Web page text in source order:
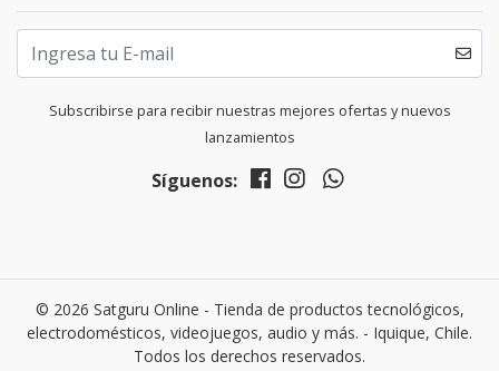
Subscribirse para recibir nuestras mejores ofertas y nuevos
lanzamientos
Síguenos:
© 2026 Satguru Online - Tienda de productos tecnológicos,
electrodomésticos, videojuegos, audio y más. - Iquique, Chile.
Todos los derechos reservados.